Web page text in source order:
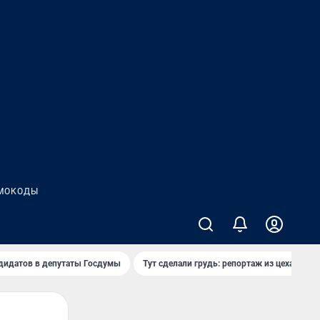
в депутаты Госдумы Тут сделали грудь: репортаж из цеха